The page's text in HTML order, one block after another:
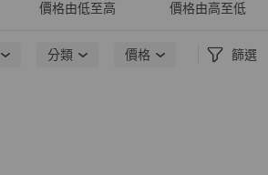
價格由低至高 價格由高至低
分類 價格 篩選